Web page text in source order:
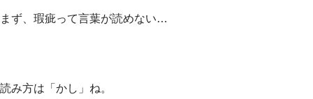
まず、瑕疵って言葉が読めない…
読み方は「かし」ね。